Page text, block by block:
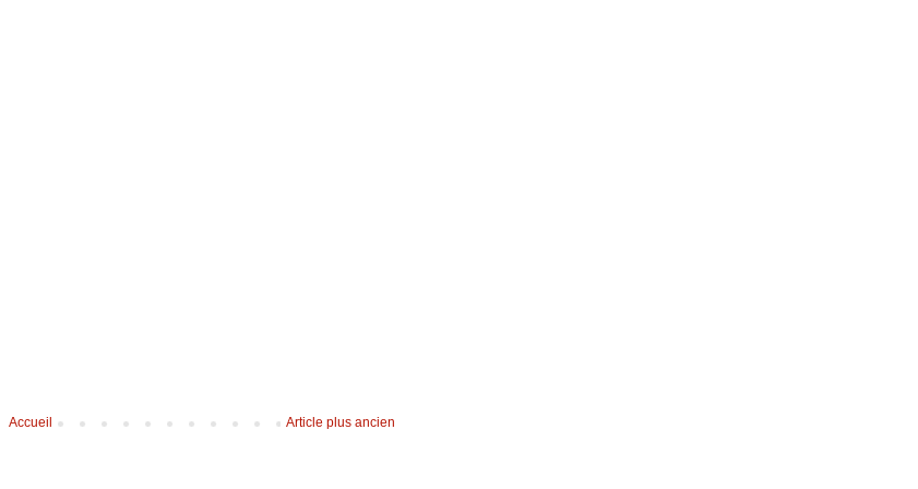
Article plus ancien
Accueil